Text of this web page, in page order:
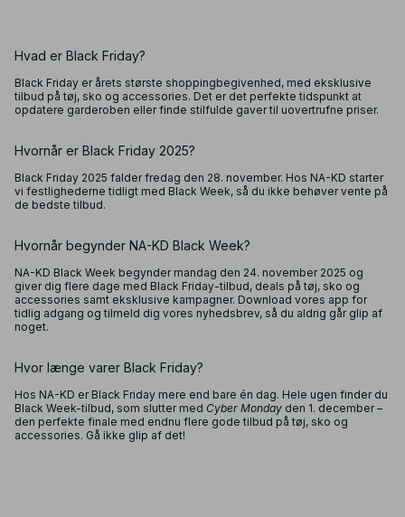
Hvad er Black Friday?
Black Friday er årets største shoppingbegivenhed, med eksklusive
tilbud på tøj, sko og accessories. Det er det perfekte tidspunkt at
opdatere garderoben eller finde stilfulde gaver til uovertrufne priser.
Hvornår er Black Friday 2025?
Black Friday 2025 falder fredag den 28. november. Hos NA-KD starter
vi festlighederne tidligt med Black Week, så du ikke behøver vente på
de bedste tilbud.
Hvornår begynder NA-KD Black Week?
NA-KD Black Week begynder mandag den 24. november 2025 og
giver dig flere dage med Black Friday-tilbud, deals på tøj, sko og
accessories samt eksklusive kampagner. Download vores app for
tidlig adgang og tilmeld dig vores nyhedsbrev, så du aldrig går glip af
noget.
Hvor længe varer Black Friday?
Hos NA-KD er Black Friday mere end bare én dag. Hele ugen finder du
Black Week-tilbud, som slutter med Cyber Monday den 1. december –
den perfekte finale med endnu flere gode tilbud på tøj, sko og
accessories. Gå ikke glip af det!